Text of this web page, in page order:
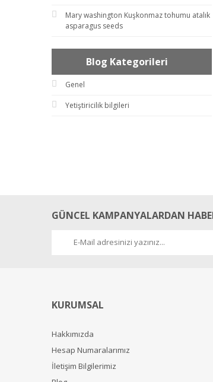
Mary washington Kuşkonmaz tohumu atalık
asparagus seeds
Blog Kategorileri
Genel
Yetiştiricilik bilgileri
GÜNCEL KAMPANYALARDAN
KURUMSAL
Hakkımızda
Hesap Numaralarımız
İletişim Bilgilerimiz